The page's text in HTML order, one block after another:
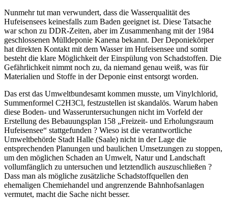
Nunmehr tut man verwundert, dass die Wasserqualität des
Hufeisensees keinesfalls zum Baden geeignet ist. Diese Tatsache
war schon zu DDR-Zeiten, aber im Zusammenhang mit der 1984
geschlossenen Mülldeponie Kanena bekannt. Der Deponiekörper
hat direkten Kontakt mit dem Wasser im Hufeisensee und somit
besteht die klare Möglichkeit der Einspülung von Schadstoffen. Die
Gefährlichkeit nimmt noch zu, da niemand genau weiß, was für
Materialien und Stoffe in der Deponie einst entsorgt worden.
Das erst das Umweltbundesamt kommen musste, um Vinylchlorid,
Summenformel C2H3Cl, festzustellen ist skandalös. Warum haben
diese Boden- und Wasseruntersuchungen nicht im Vorfeld der
Erstellung des Bebauungsplan 158 „Freizeit- und Erholungsraum
Hufeisensee“ stattgefunden ? Wieso ist die verantwortliche
Umweltbehörde Stadt Halle (Saale) nicht in der Lage die
entsprechenden Planungen und baulichen Umsetzungen zu stoppen,
um den möglichen Schaden an Umwelt, Natur und Landschaft
vollumfänglich zu untersuchen und letztendlich auszuschließen ?
Dass man als mögliche zusätzliche Schadstoffquellen den
ehemaligen Chemiehandel und angrenzende Bahnhofsanlagen
vermutet, macht die Sache nicht besser.